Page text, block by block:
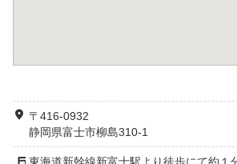
〒416-0932
静岡県富士市柳島310-1